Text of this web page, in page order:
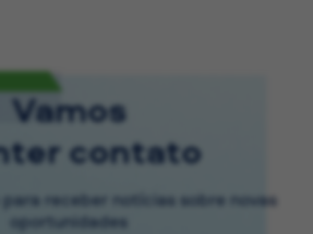
Vamos
contato
para receber notícias sobre novas
oportunidades